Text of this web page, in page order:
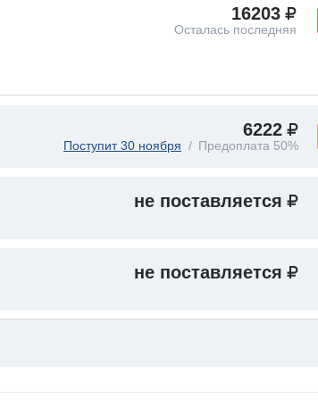
16203
Осталась последняя
6222
Поступит 30 ноября Предоплата 50%
не поставляется
не поставляется